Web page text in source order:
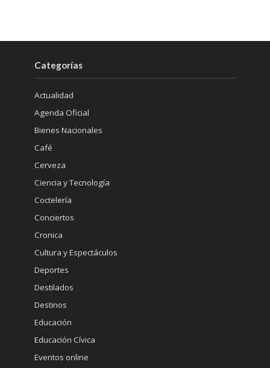
Categorías
Actualidad
Agenda Oficial
Bienes Nacionales
Café
Cerveza
Ciencia y Tecnología
Coctelería
Conciertos
Cronica
Cultura y Espectáculos
Deportes
Destilados
Destinos
Educación
Educación Cívica
Eventos online